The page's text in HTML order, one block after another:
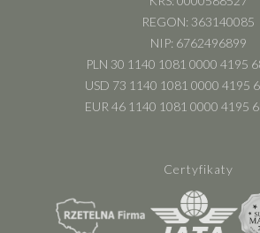
REGON: 363140085
NIP: 6762496899
PLN 30 1140 1081 0000 4195
USD 73 1140 1081 0000 4195
EUR 46 1140 1081 0000 4195
Certyfikaty